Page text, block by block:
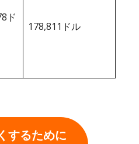
ド
178,811ドル
するために